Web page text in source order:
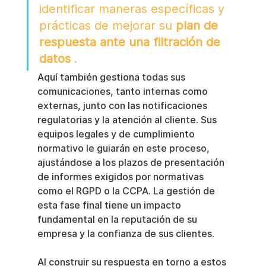
identificar maneras específicas y
prácticas de mejorar su plan de
respuesta ante una filtración de
datos .
Aquí también gestiona todas sus
comunicaciones, tanto internas como
externas, junto con las notificaciones
regulatorias y la atención al cliente. Sus
equipos legales y de cumplimiento
normativo le guiarán en este proceso,
ajustándose a los plazos de presentación
de informes exigidos por normativas
como el RGPD o la CCPA. La gestión de
esta fase final tiene un impacto
fundamental en la reputación de su
empresa y la confianza de sus clientes.
Al construir su respuesta en torno a estos